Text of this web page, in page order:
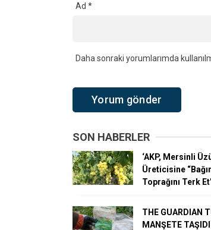
Ad *
Daha sonraki yorumlarımda
SON HABERLER
‘AKP, Mersinli
Üreticisine
Toprağını Terk
THE GUARDIAN
MANŞETE TAŞIDI